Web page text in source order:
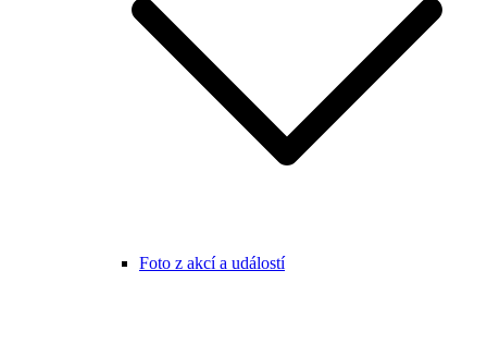
Foto z akcí a událostí